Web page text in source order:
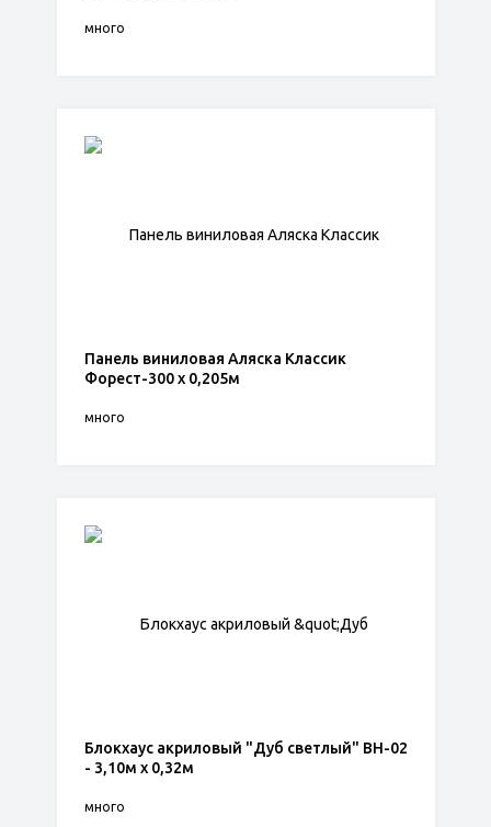
много
Панель виниловая Аляска Классик
Форест-300 х 0,205м
много
Блокхаус акриловый "Дуб светлый" BH-02
- 3,10м х 0,32м
много